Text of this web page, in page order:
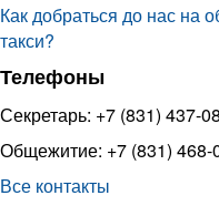
Как добраться до нас на
такси?
Телефоны
Секретарь: +7 (831) 437-
Общежитие: +7 (831) 468-
Все контакты